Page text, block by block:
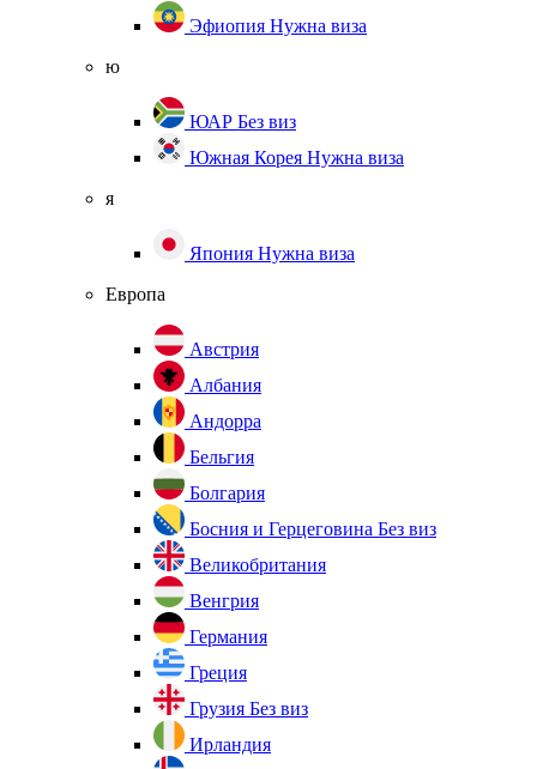
Эфиопия Нужна виза
ю
ЮАР Без виз
Южная Корея Нужна виза
я
Япония Нужна виза
Европа
Австрия
Албания
Андорра
Бельгия
Болгария
Босния и Герцеговина Без виз
Великобритания
Венгрия
Германия
Греция
Грузия Без виз
Ирландия